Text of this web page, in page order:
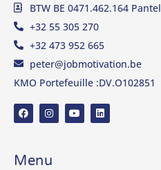
BTW BE 0471.462.164
+32 55 305 270
+32 473 952 665
peter@jobmotivation.be
KMO Portefeuille :DV.O102851
Menu